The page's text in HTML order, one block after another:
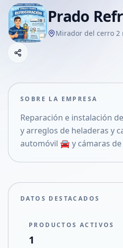
Prado
Mirador del cerro 2
Compartir empresa
Compartir en X
SOBRE LA EMPRESA
Reparación e instalación
y arreglos de heladeras y
automóvil 🚘 y cámaras
DATOS DESTACADOS
PRODUCTOS ACTIVOS
1